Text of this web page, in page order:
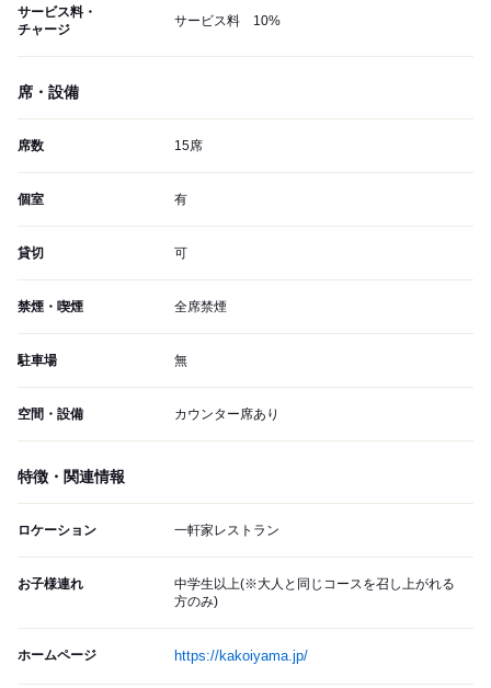
サービス料・
チャージ
サービス料 10%
席・設備
席数 15席
個室 有
貸切 可
禁煙・喫煙 全席禁煙
駐車場 無
空間・設備 カウンター席あり
特徴・関連情報
ロケーション 一軒家レストラン
お子様連れ
中学生以上(※大人と同じコースを召し上がれる
方のみ)
ホームページ https://kakoiyama.jp/